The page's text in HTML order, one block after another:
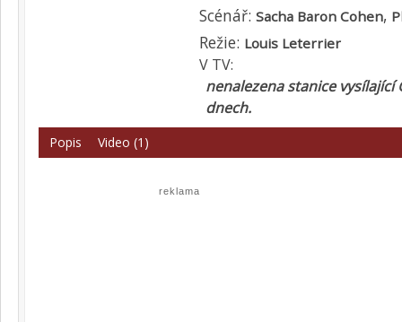
Scénář: Sacha Baron Cohen,
Režie: Louis Leterrier
V TV:
nenalezena stanice vysílající
dnech.
Popis Video (1)
reklama